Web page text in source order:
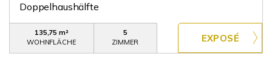
Doppelhaushälfte
135,75 m²
WOHNFLÄCHE
5
ZIMMER